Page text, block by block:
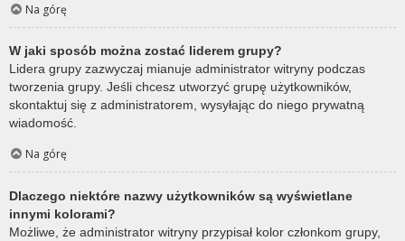
Na górę
W jaki sposób można zostać liderem grupy?
Lidera grupy zazwyczaj mianuje administrator witryny podczas
tworzenia grupy. Jeśli chcesz utworzyć grupę użytkowników,
skontaktuj się z administratorem, wysyłając do niego prywatną
wiadomość.
Na górę
Dlaczego niektóre nazwy użytkowników są wyświetlane
innymi kolorami?
Możliwe, że administrator witryny przypisał kolor członkom grupy,